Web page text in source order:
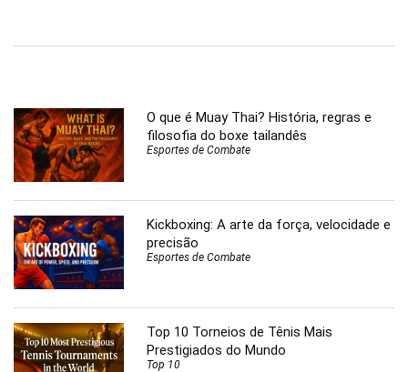
O que é Muay Thai? História, regras e
filosofia do boxe tailandês
Esportes de Combate
Kickboxing: A arte da força, velocidade e
precisão
Esportes de Combate
Top 10 Torneios de Tênis Mais
Prestigiados do Mundo
Top 10